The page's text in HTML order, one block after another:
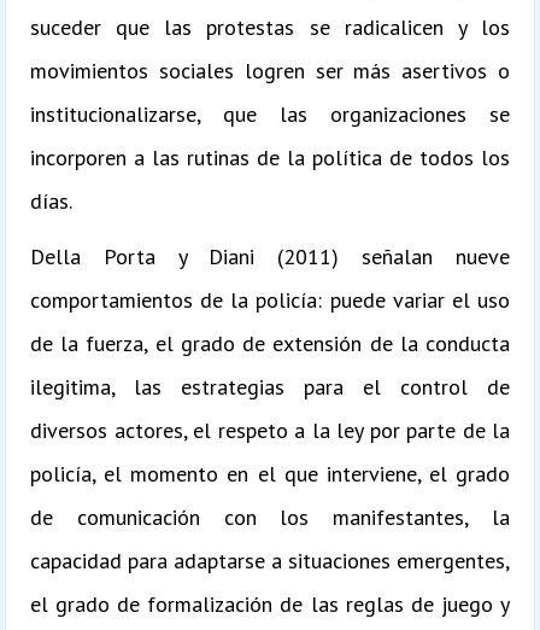
suceder que las protestas se radicalicen y los
movimientos sociales logren ser más asertivos o
institucionalizarse, que las organizaciones se
incorporen a las rutinas de la política de todos los
días.
Della Porta y Diani (2011) señalan nueve
comportamientos de la policía: puede variar el uso
de la fuerza, el grado de extensión de la conducta
ilegitima, las estrategias para el control de
diversos actores, el respeto a la ley por parte de la
policía, el momento en el que interviene, el grado
de comunicación con los manifestantes, la
capacidad para adaptarse a situaciones emergentes,
el grado de formalización de las reglas de juego y